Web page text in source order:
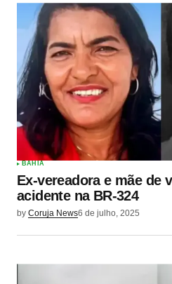
BAHIA
Ex-vereadora e mãe de
acidente na BR-324
by Coruja News6 de julho, 2025